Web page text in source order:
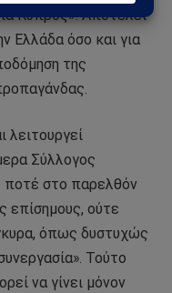
Κύπρος»! Αποτελεί
Ελλάδα όσο και για
της
λειτουργεί
Σύλλογος
ποτέ στο παρελθόν
επίσημους, ούτε
όπως δυστυχώς
Τούτο
να γίνει μόνον